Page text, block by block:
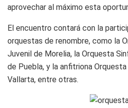
aprovechar al máximo esta
El encuentro contará con la
orquestas de renombre, como la
Juvenil de Morelia, la Orquesta
de Puebla, y la anfitriona
Vallarta, entre otras.